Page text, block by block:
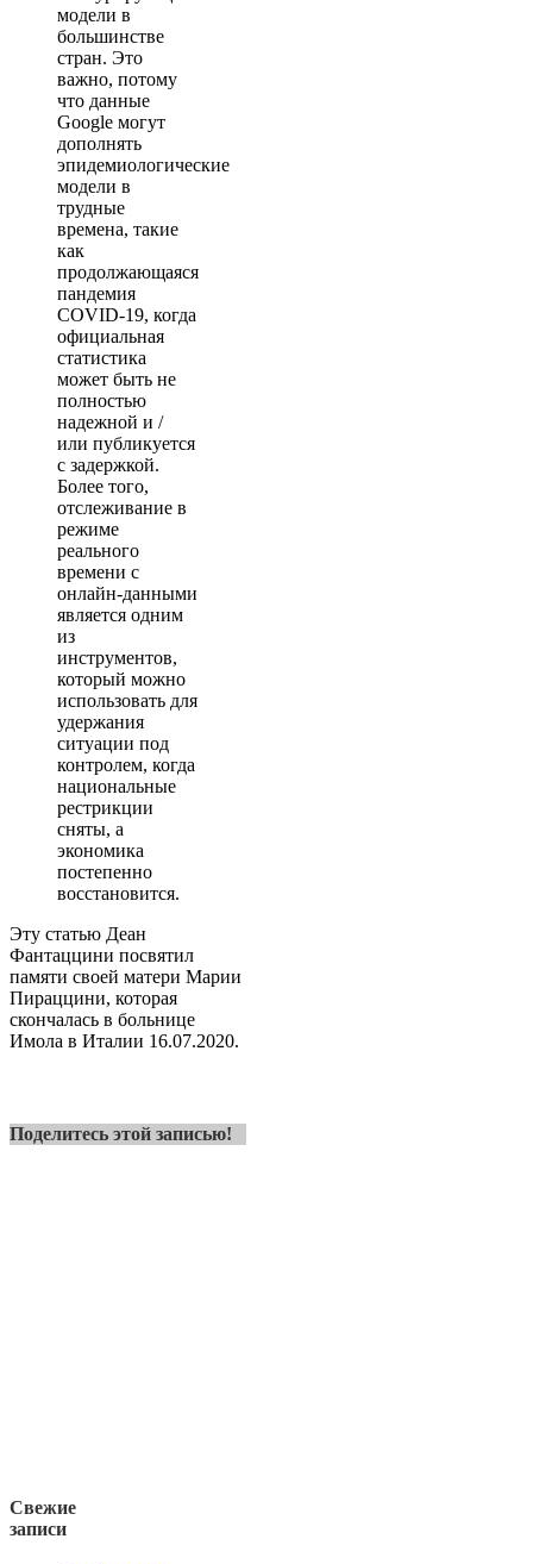
модели в
большинстве
стран. Это
важно, потому
что данные
Google могут
дополнять
эпидемиологические
модели в
трудные
времена, такие
как
продолжающаяся
пандемия
COVID-19, когда
официальная
статистика
может быть не
полностью
надежной и /
или публикуется
с задержкой.
Более того,
отслеживание в
режиме
реального
времени с
онлайн-данными
является одним
из
инструментов,
который можно
использовать для
удержания
ситуации под
контролем, когда
национальные
рестрикции
сняты, а
экономика
постепенно
восстановится.
Эту статью Деан
Фантаццини посвятил
памяти своей матери Марии
Пираццини, которая
скончалась в больнице
Имола в Италии 16.07.2020.
Поделитесь этой записью!
Свежие
записи